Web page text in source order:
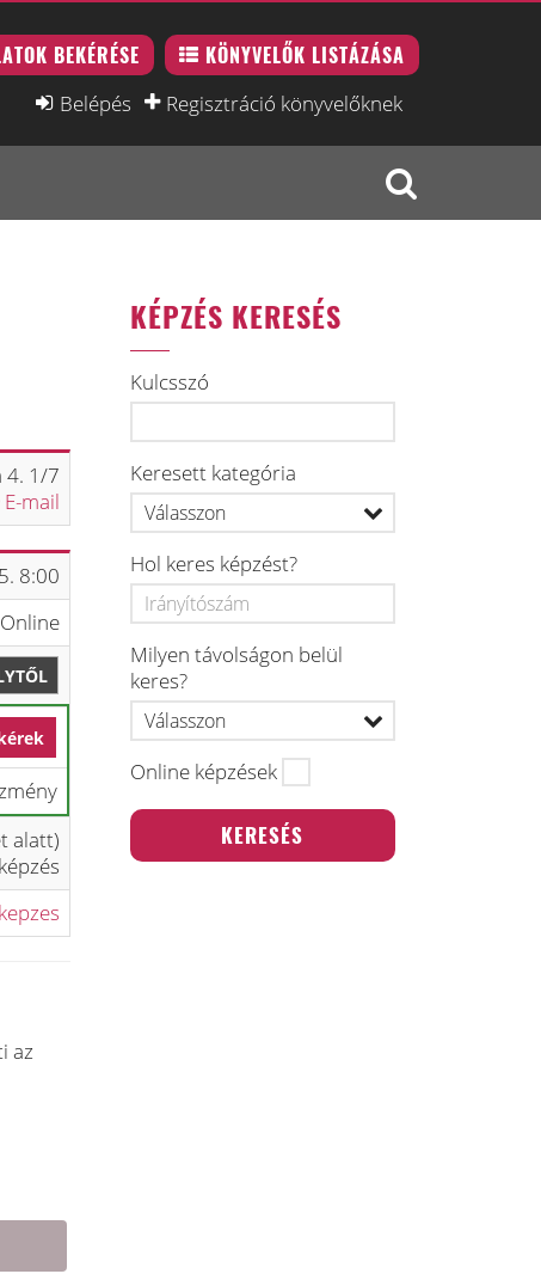
BEKÉRÉSE KÖNYVELŐK LISTÁZÁSA
Belépés Regisztráció könyvelőknek
4. 1/7
E-mail
8:00
Online
alatt)
az
KÉPZÉS KERESÉS
Kulcsszó
Keresett kategória
Hol keres képzést?
Milyen távolságon belül
keres?
Online képzések